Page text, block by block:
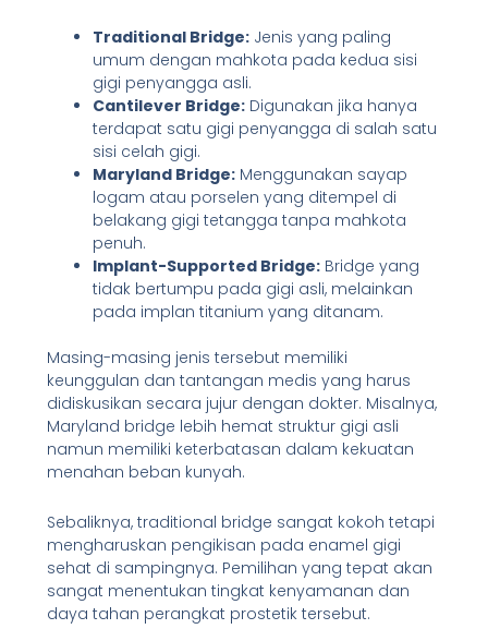
Traditional Bridge:Jenis yang paling
umum dengan mahkota pada kedua sisi
gigi penyangga asli.
Cantilever Bridge:Digunakan jika hanya
terdapat satu gigi penyangga di salah satu
sisi celah gigi.
Maryland Bridge:Menggunakan sayap
logam atau porselen yang ditempel di
belakang gigi tetangga tanpa mahkota
penuh.
Implant-Supported Bridge:Bridge yang
tidak bertumpu pada gigi asli, melainkan
pada implan titanium yang ditanam.
Masing-masing jenis tersebut memiliki
keunggulan dan tantangan medis yang harus
didiskusikan secara jujur dengan dokter. Misalnya,
Maryland bridge lebih hemat struktur gigi asli
namun memiliki keterbatasan dalam kekuatan
menahan beban kunyah.
Sebaliknya, traditional bridge sangat kokoh tetapi
mengharuskan pengikisan pada enamel gigi
sehat di sampingnya. Pemilihan yang tepat akan
sangat menentukan tingkat kenyamanan dan
daya tahan perangkat prostetik tersebut.